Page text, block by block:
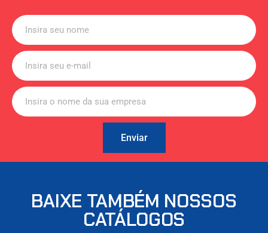
Enviar
BAIXE TAMBÉM NOSSOS
CATÁLOGOS